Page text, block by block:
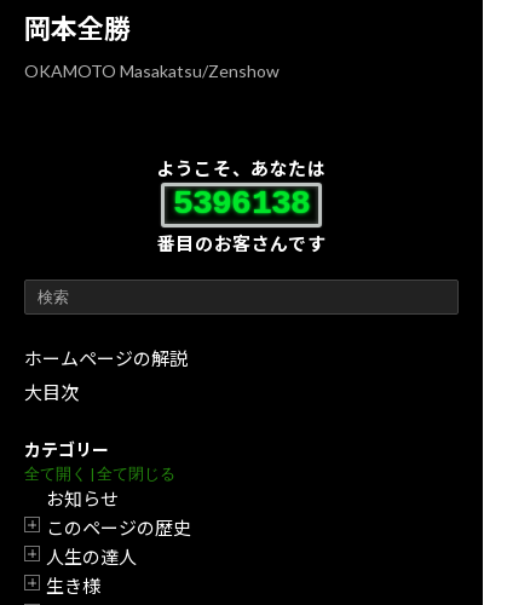
岡本全勝
OKAMOTO Masakatsu/Zenshow
ようこそ、あなたは
5396138
番目のお客さんです
ホームページの解説
大目次
カテゴリー
全て開く | 全て閉じる
お知らせ
開閉
このページの歴史
開閉
人生の達人
開閉
生き様